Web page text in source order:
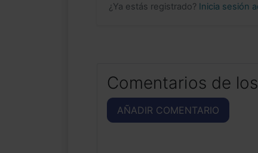
¿Ya estás registrado? Inicia sesión
Comentarios de
AÑADIR COMENTARIO